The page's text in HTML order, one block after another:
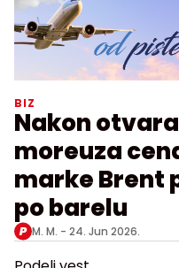
BIZ
Nakon
moreuza
marke Brent
po barelu
M. M. - 24. Jun 2026.